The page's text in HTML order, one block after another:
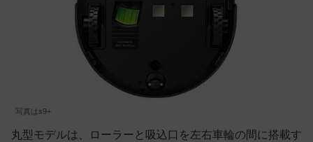
写真はs9+
丸型モデルは、ローラーと吸込口を左右車輪の間に搭載す